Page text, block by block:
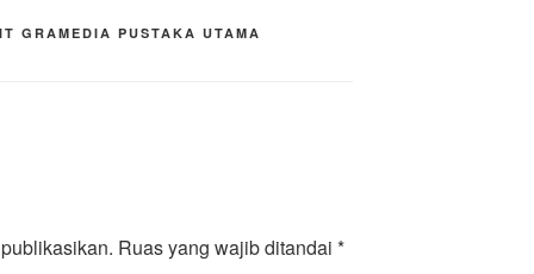
GRAMEDIA PUSTAKA UTAMA
Ruas yang wajib ditandai *